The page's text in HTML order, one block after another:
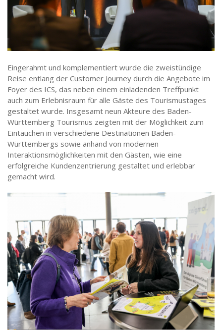
Eingerahmt und komplementiert wurde die zweistündige
Reise entlang der Customer Journey durch die Angebote im
Foyer des ICS, das neben einem einladenden Treffpunkt
auch zum Erlebnisraum für alle Gäste des Tourismustages
gestaltet wurde. Insgesamt neun Akteure des Baden-
Württemberg Tourismus zeigten mit der Möglichkeit zum
Eintauchen in verschiedene Destinationen Baden-
Württembergs sowie anhand von modernen
Interaktionsmöglichkeiten mit den Gästen, wie eine
erfolgreiche Kundenzentrierung gestaltet und erlebbar
gemacht wird.